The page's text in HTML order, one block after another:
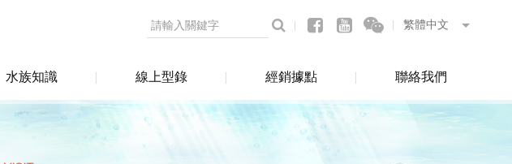
水族知識 線上型錄 經銷據點 聯絡我們